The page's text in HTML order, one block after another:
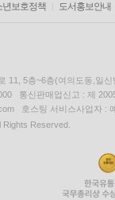
년보호정책 도서홍보안내
11, 5층~6층(여의도동,일신
통신판매업신고 : 제
호스팅 서비스사업자 :
Reserved.